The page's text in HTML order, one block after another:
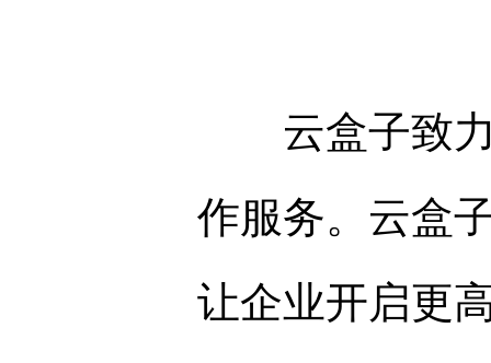
云盒子致力
作服务。云盒
让企业开启更